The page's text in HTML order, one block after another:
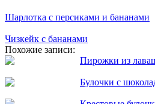
Шарлотка с персиками и бананами
Чизкейк с бананами
Похожие записи:
Пирожки из
Булочки с